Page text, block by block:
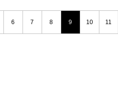
6 7 8 9 10 11